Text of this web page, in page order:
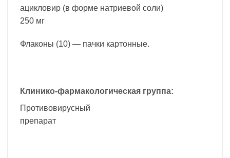
ацикловир (в форме натриевой соли)
250 мг
Флаконы (10) — пачки картонные.
Клинико-фармакологическая группа:
Противовирусный
препарат